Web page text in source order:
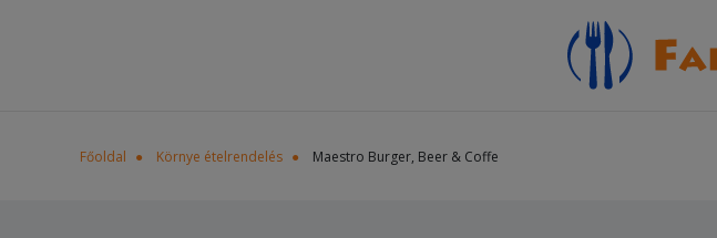
Főoldal Környe ételrendelés Maestro Burger, Beer & Coffe